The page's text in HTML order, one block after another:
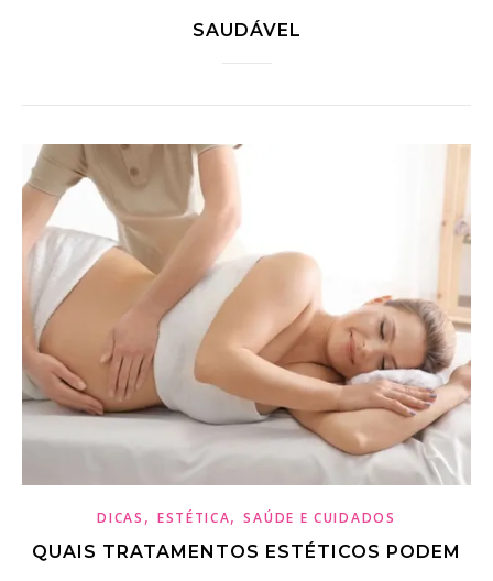
SAUDÁVEL
DICAS , ESTÉTICA,SAÚDE E CUIDADOS
QUAIS TRATAMENTOS ESTÉTICOS PODEM